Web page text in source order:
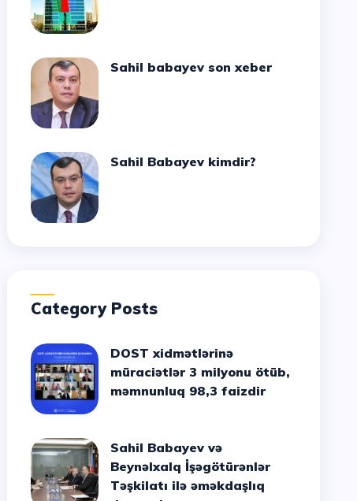
Sahil babayev son xeber
Sahil Babayev kimdir?
Category Posts
DOST xidmətlərinə
müraciətlər 3 milyonu ötüb,
məmnunluq 98,3 faizdir
Sahil Babayev və
Beynəlxalq İşəgötürənlər
Təşkilatı ilə əməkdaşlıq